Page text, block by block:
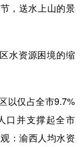
，送水上山的景
水资源困境的缩
仅占全市9.7%
口并支撑起全市
：渝西人均水资